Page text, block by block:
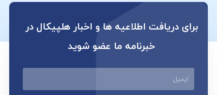
برای دریافت اطلاعیه ها و اخبار هلپیکال در
خبرنامه ما عضو شوید
ایمیل